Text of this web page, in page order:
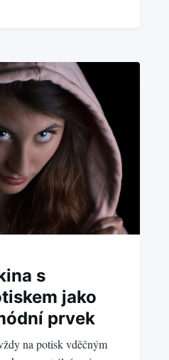
s
jako
prvek
na potisk vděčným